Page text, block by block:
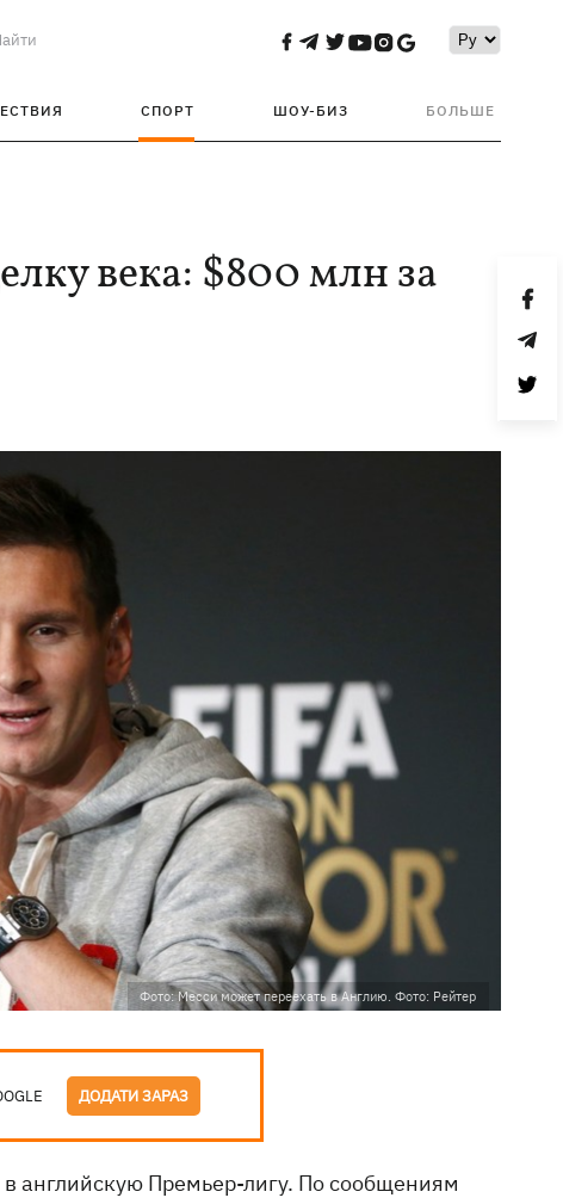
СПОРТ ШОУ-БИЗ БОЛЬШЕ
века: $800 млн за
Фото: Месси может переехать в Англию. Фото: Рейтер
ДОДАТИ ЗАРАЗ
английскую Премьер-лигу. По сообщениям